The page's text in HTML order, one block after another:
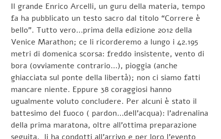
Il grande Enrico Arcelli, un guru della materia, tempo
fa ha pubblicato un testo sacro dal titolo “Correre è
bello”. Tutto vero…prima della edizione 2012 della
Venice Marathon; ce li ricorderemo a lungo i 42.195
metri di domenica scorsa: freddo insistente, vento di
bora (ovviamente contrario…), pioggia (anche
ghiacciata sul ponte della libertà); non ci siamo fatti
mancare niente. Eppure 38 coraggiosi hanno
ugualmente voluto concludere. Per alcuni è stato il
battesimo del fuoco ( pardon…dell’acqua): l’adrenalina
della prima maratona, oltre all’ottima preparazione
seguita, li ha condotti all’arrivo e per loro l’evento